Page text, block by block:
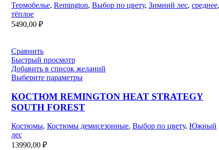
Термобелье, Remington, Выбор по цвету, Зимний лес, среднее,
тёплое
5490,00 ₽
Сравнить
Быстрый просмотр
Добавить в список желаний
Выберите параметры
КОСТЮМ REMINGTON HEAT STRATEGY
SOUTH FOREST
Костюмы, Костюмы демисезонные, Выбор по цвету, Южный
лес
13990,00 ₽